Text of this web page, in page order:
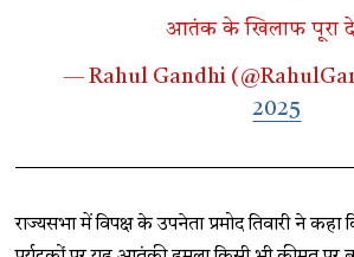
आतंक के खिलाफ पूरा
— Rahul Gandhi
2025
राज्यसभा में विपक्ष के उपनेता प्रमोद तिवारी ने कहा